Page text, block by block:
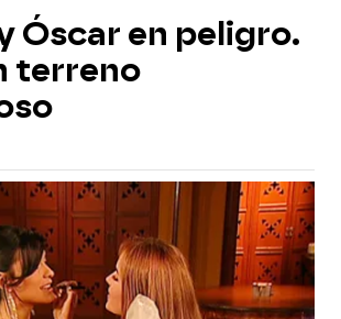
Óscar en peligro.
terreno